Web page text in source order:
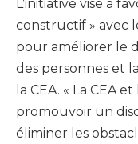
L’initiative vise à
constructif » avec
pour améliorer le
des personnes et
la CEA. « La CEA
promouvoir un
éliminer les